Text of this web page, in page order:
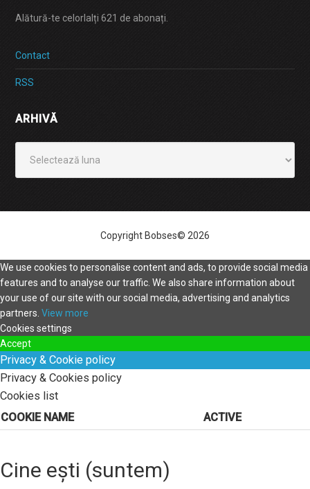
Alătură-te celorlalți 621 de abonați.
Contact
RSS
ARHIVĂ
Copyright Bobses© 2026
We use cookies to personalise content and ads, to provide social media
features and to analyse our traffic. We also share information about
your use of our site with our social media, advertising and analytics
partners. View more
Cookies settings
Accept
Privacy & Cookie policy
Privacy & Cookies policy
Cookies list
COOKIE NAME
ACTIVE
Cine ești (suntem)